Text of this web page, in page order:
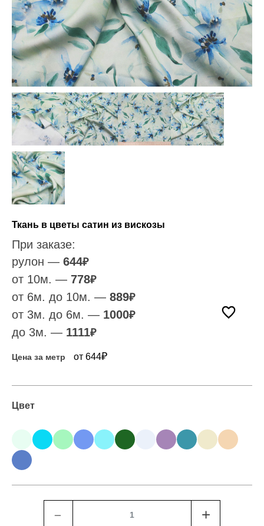
Ткань в цветы сатин из вискозы
При заказе:
рулон — 644₽
от 10м. — 778₽
от 6м. до 10м. — 889₽
от 3м. до 6м. — 1000₽
до 3м. — 1111₽
Цена за метр от 644₽
Цвет
﹣ +